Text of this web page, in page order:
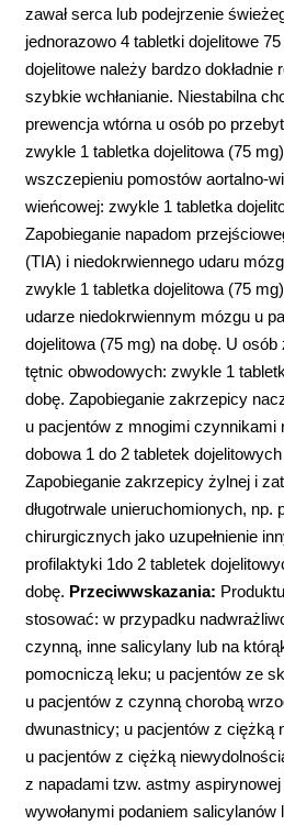
zawał serca lub podejrzenie
jednorazowo 4 tabletki dojelitowe
dojelitowe należy bardzo
szybkie wchłanianie. Niestabilna
prewencja wtórna u osób po
zwykle 1 tabletka dojelitowa (75
wszczepieniu pomostów aortalno-
wieńcowej: zwykle 1 tabletka
Zapobieganie napadom
(TIA) i niedokrwiennego udaru
zwykle 1 tabletka dojelitowa (75
udarze niedokrwiennym mózgu u
dojelitowa (75 mg) na dobę. U
tętnic obwodowych: zwykle 1
dobę. Zapobieganie zakrzepicy
u pacjentów z mnogimi
dobowa 1 do 2 tabletek
Zapobieganie zakrzepicy żylnej i
długotrwale unieruchomionych, np.
chirurgicznych jako uzupełnienie
profilaktyki 1do 2 tabletek
dobę. Przeciwwskazania:
stosować: w przypadku
czynną, inne salicylany lub na
pomocniczą leku; u pacjentów ze
u pacjentów z czynną chorobą
dwunastnicy; u pacjentów z ciężką
u pacjentów z ciężką
z napadami tzw. astmy
wywołanymi podaniem salicylanów